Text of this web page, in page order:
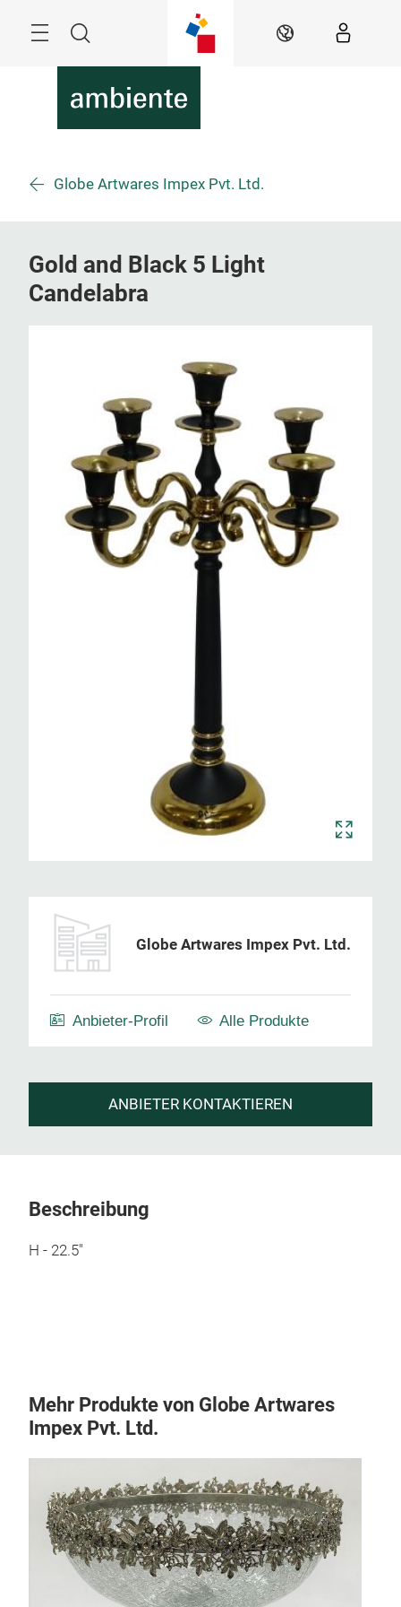
Suche DE
Globe Artwares Impex Pvt. Ltd.
Gold and Black 5 Light
Candelabra
Globe Artwares Impex Pvt. Ltd.
Anbieter-Profil Alle Produkte
ANBIETER KONTAKTIEREN
Beschreibung
H - 22.5"
Mehr Produkte von Globe Artwares
Impex Pvt. Ltd.